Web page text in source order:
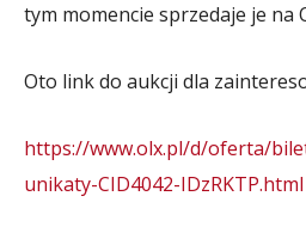
tym momencie sprzedaje je na
Oto link do aukcji dla
https://www.olx.pl/d/oferta/
unikaty-CID4042-IDzRKTP.html